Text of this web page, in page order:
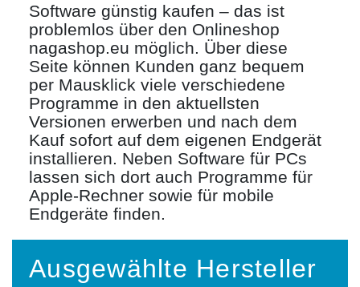
Software günstig kaufen – das ist
problemlos über den Onlineshop
nagashop.eu möglich. Über diese
Seite können Kunden ganz bequem
per Mausklick viele verschiedene
Programme in den aktuellsten
Versionen erwerben und nach dem
Kauf sofort auf dem eigenen Endgerät
installieren. Neben Software für PCs
lassen sich dort auch Programme für
Apple-Rechner sowie für mobile
Endgeräte finden.
Ausgewählte Hersteller